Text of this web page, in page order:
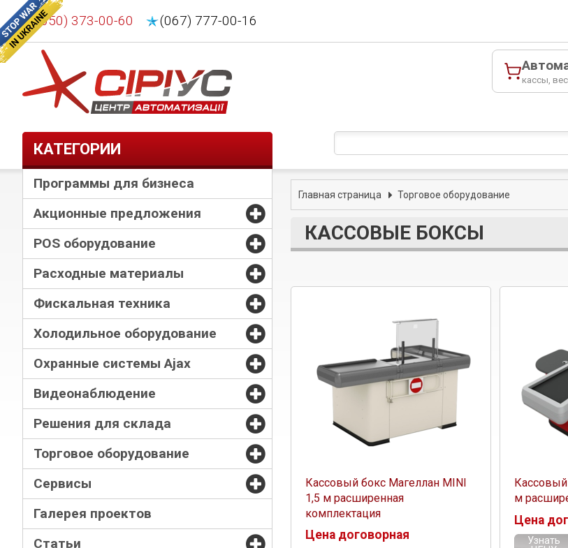
(050) 373-00-60 (067) 777-00-16
кассы,
КАТЕГОРИИ
Программы для бизнеса
Акционные предложения
POS оборудование
Расходные материалы
Фискальная техника
Холодильное оборудование
Охранные системы Ajax
Видеонаблюдение
Решения для склада
Торговое оборудование
Сервисы
Галерея проектов
Статьи
Главная страница Торговое оборудование
КАССОВЫЕ БОКСЫ
Кассовый бокс Магеллан MINI
1,5 м расширенная
комплектация
Цена договорная
м
Цена
Узнать